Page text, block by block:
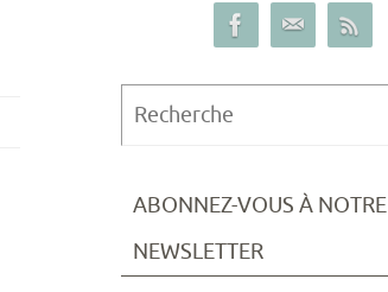
ABONNEZ-VOUS À NOTRE
NEWSLETTER